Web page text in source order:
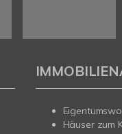
Häuser zum